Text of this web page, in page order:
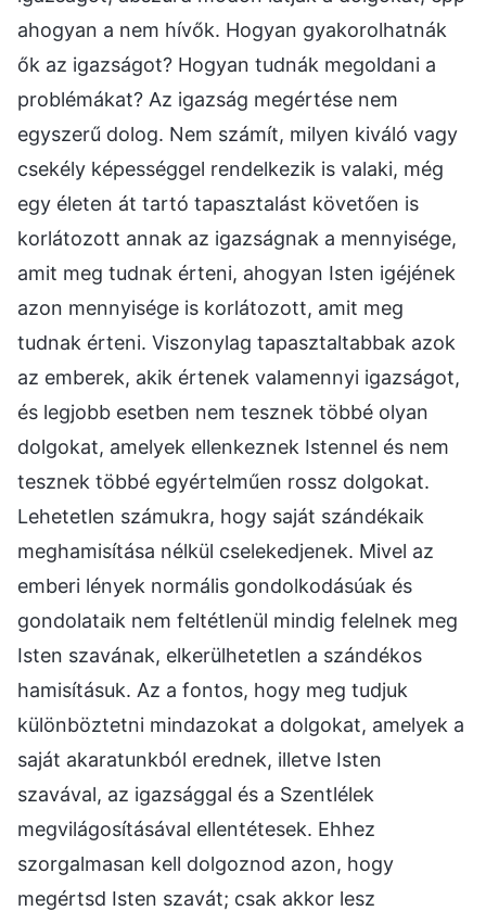
ahogyan a nem hívők. Hogyan gyakorolhatnák
ők az igazságot? Hogyan tudnák megoldani a
problémákat? Az igazság megértése nem
egyszerű dolog. Nem számít, milyen kiváló vagy
csekély képességgel rendelkezik is valaki, még
egy életen át tartó tapasztalást követően is
korlátozott annak az igazságnak a mennyisége,
amit meg tudnak érteni, ahogyan Isten igéjének
azon mennyisége is korlátozott, amit meg
tudnak érteni. Viszonylag tapasztaltabbak azok
az emberek, akik értenek valamennyi igazságot,
és legjobb esetben nem tesznek többé olyan
dolgokat, amelyek ellenkeznek Istennel és nem
tesznek többé egyértelműen rossz dolgokat.
Lehetetlen számukra, hogy saját szándékaik
meghamisítása nélkül cselekedjenek. Mivel az
emberi lények normális gondolkodásúak és
gondolataik nem feltétlenül mindig felelnek meg
Isten szavának, elkerülhetetlen a szándékos
hamisításuk. Az a fontos, hogy meg tudjuk
különböztetni mindazokat a dolgokat, amelyek a
saját akaratunkból erednek, illetve Isten
szavával, az igazsággal és a Szentlélek
megvilágosításával ellentétesek. Ehhez
szorgalmasan kell dolgoznod azon, hogy
megértsd Isten szavát; csak akkor lesz